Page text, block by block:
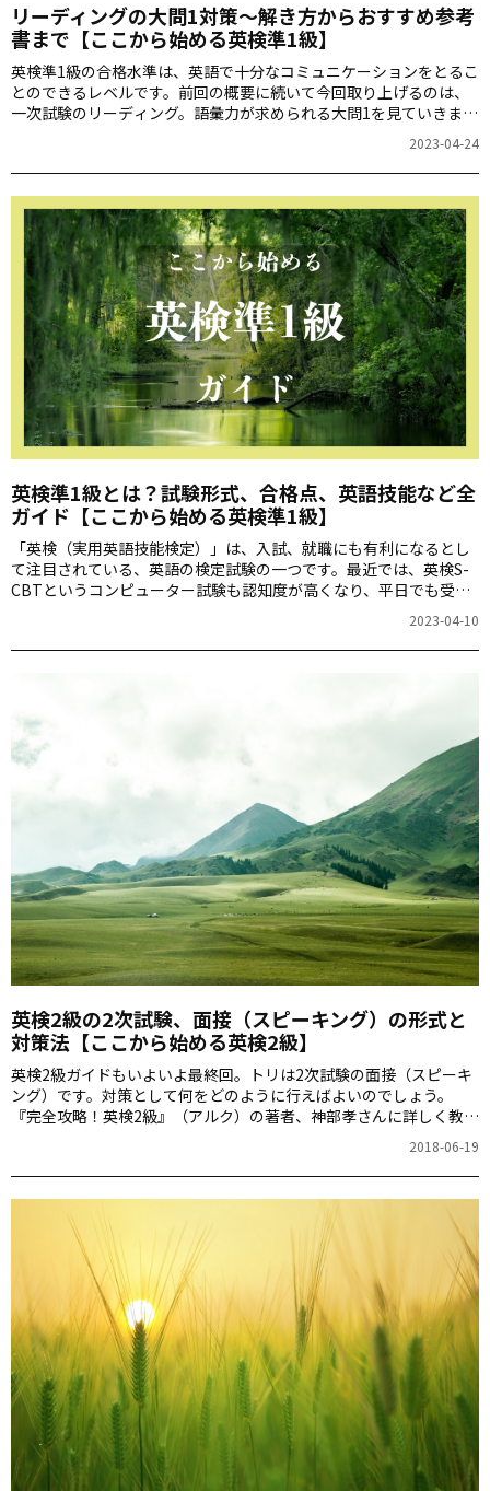
リーディングの大問1対策～解き方からおすすめ参考
書まで【ここから始める英検準1級】
英検準1級の合格水準は、英語で十分なコミュニケーションをとるこ
とのできるレベルです。前回の概要に続いて今回取り上げるのは、
一次試験のリーディング。語彙力が求められる大問1を見ていきま
す。『完全攻略！英検準1級』（アルク刊）の著者、神部孝さんに詳
2023-04-24
英検準1級とは？試験形式、合格点、英語技能など全
ガイド【ここから始める英検準1級】
「英検（実用英語技能検定）」は、入試、就職にも有利になるとし
て注目されている、英語の検定試験の一つです。最近では、英検S-
CBTというコンピューター試験も認知度が高くなり、平日でも受験
関わり『完全攻略！英検準1級』（アルク刊）を著書に持つ、神部孝
（かんべ・たかし）さんに、英検準1級について詳しく教えていただ
2023-04-10
英検2級の2次試験、面接（スピーキング）の形式と
対策法【ここから始める英検2級】
英検2級ガイドもいよいよ最終回。トリは2次試験の面接（スピーキ
ング）です。対策として何をどのように行えばよいのでしょう。
『完全攻略！英検2級』（アルク）の著者、神部孝さんに詳しく教え
2018-06-19